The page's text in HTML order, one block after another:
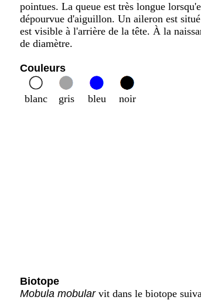
pointues. La queue est très longue
dépourvue d'aiguillon. Un aileron est
est visible à l'arrière de la tête. À la
de diamètre.
Couleurs
blanc gris bleu noir
Biotope
Mobula mobularvit dans le biotope